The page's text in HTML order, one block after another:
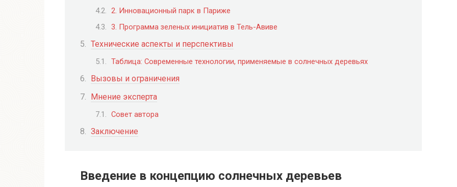
2. Инновационный парк в Париже
3. Программа зеленых инициатив в Тель-Авиве
Технические аспекты и перспективы
Таблица: Современные технологии, применяемые в солнечных деревьях
Вызовы и ограничения
Мнение эксперта
Совет авторa
Заключение
Введение в концепцию солнечных деревьев